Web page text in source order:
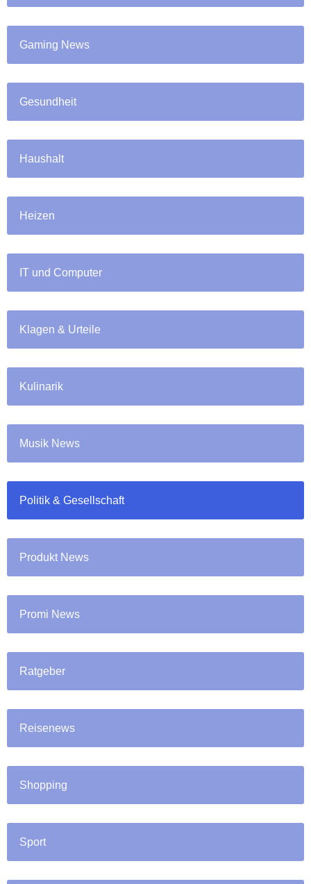
Gaming News
Gesundheit
Haushalt
Heizen
IT und Computer
Klagen & Urteile
Kulinarik
Musik News
Politik & Gesellschaft
Produkt News
Promi News
Ratgeber
Reisenews
Shopping
Sport